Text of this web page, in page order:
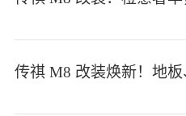
传祺 M8 改装焕新！地